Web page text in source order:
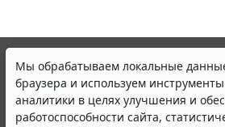
Мы обрабатываем локальные
браузера и используем инструменты
аналитики в целях улучшения и
работоспособности сайта,
© ООО "НПП "ГАРАНТ-СЕРВИС", 2026.
участниками Российской
Все права на материалы сайта
Полное или частичное